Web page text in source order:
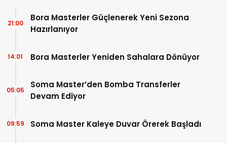
Bora Masterler Güçlenerek Yeni Sezona
Hazırlanıyor
21:00
Bora Masterler Yeniden Sahalara Dönüyor
14:01
Soma Master’den Bomba Transferler
Devam Ediyor
05:05
Soma Master Kaleye Duvar Örerek Başladı
09:59